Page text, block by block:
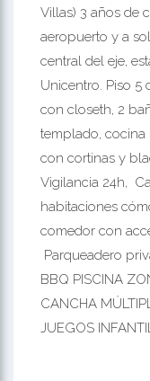
Villas) 3 años de
aeropuerto y a
central del eje,
Unicentro. Piso 5
con closeth, 2
templado, cocina
con cortinas y
Vigilancia 24h,
habitaciones
comedor con
Parqueadero
BBQ PISCINA
CANCHA
JUEGOS